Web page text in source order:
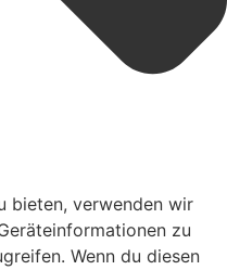
bieten, verwenden wir
zu
Wenn du diesen